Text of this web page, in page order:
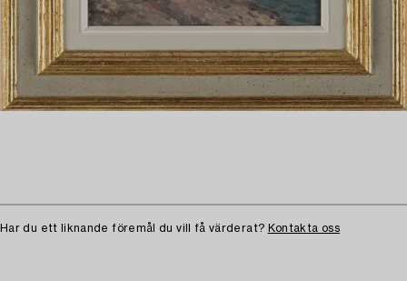
Har du ett liknande föremål du vill få värderat? Kontakta oss